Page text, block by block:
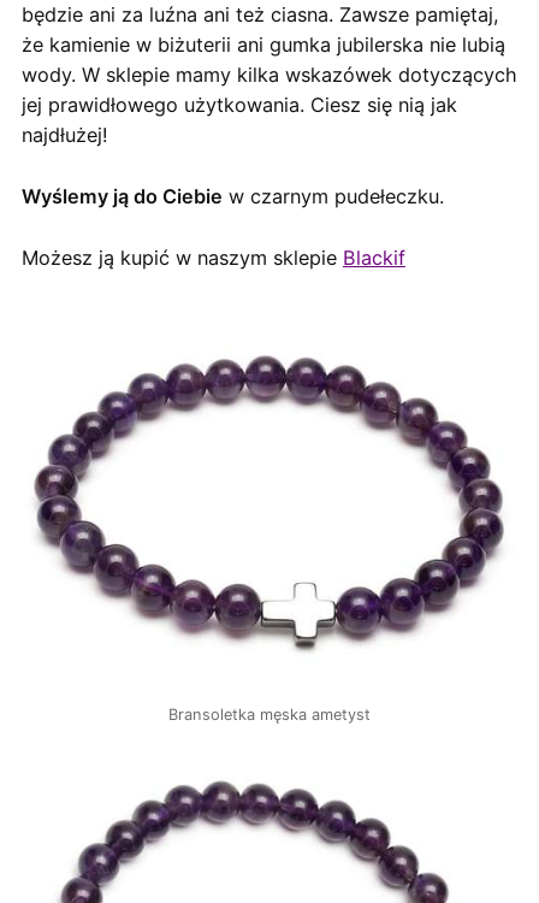
będzie ani za luźna ani też ciasna. Zawsze pamiętaj,
że kamienie w biżuterii ani gumka jubilerska nie lubią
wody. W sklepie mamy kilka wskazówek dotyczących
jej prawidłowego użytkowania. Ciesz się nią jak
najdłużej!
Wyślemy ją do Ciebie w czarnym pudełeczku.
Możesz ją kupić w naszym sklepie Blackif
Bransoletka męska ametyst